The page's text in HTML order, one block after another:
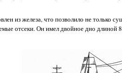
из железа, что позволило не только
отсеки. Он имел двойное дно